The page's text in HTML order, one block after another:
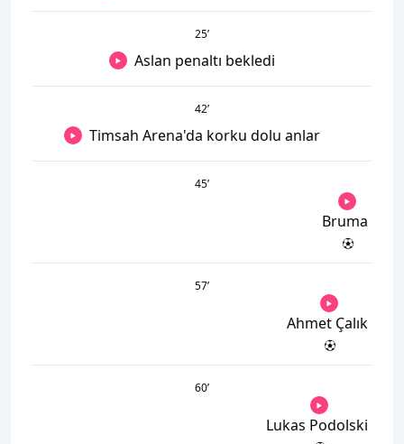
25’
Aslan penaltı bekledi
42’
Timsah Arena'da korku dolu anlar
45’
Bruma
57’
Ahmet Çalık
60’
Lukas Podolski